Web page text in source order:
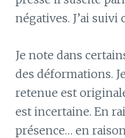
négatives. J’ai
Je note dans
des déformations.
retenue est
est incertaine. En
présence… en